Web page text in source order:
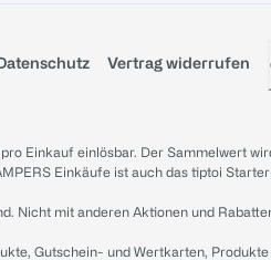
Vertrag widerrufen
Einkauf einlösbar. Der Sammelwert
Einkäufe ist auch das tiptoi
Nicht mit anderen Aktionen und
Gutschein- und Wertkarten,